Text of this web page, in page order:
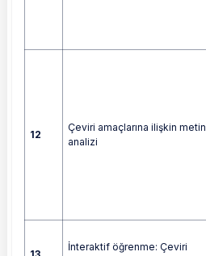
12
Çeviri amaçlarına ilişkin metin
analizi
İnteraktif öğrenme: Çeviri